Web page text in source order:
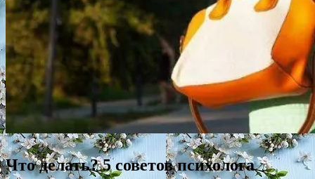
Что делать? 5 советов психолога